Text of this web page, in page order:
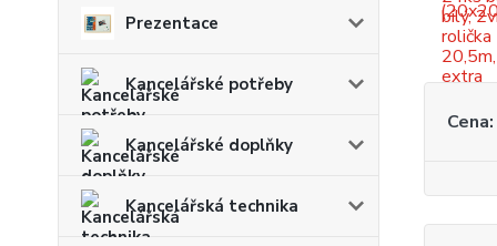
Prezentace
Kancelářské potřeby
Kancelářské doplňky
Kancelářská technika
Cena: